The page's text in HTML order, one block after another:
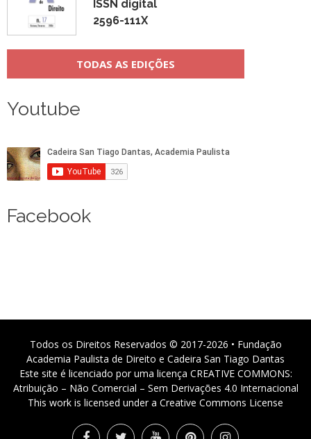
ISSN digital
2596-111X
TODAS AS EDIÇÕES
Youtube
Facebook
Todos os Direitos Reservados © 2017-2026 • Fundação
Academia Paulista de Direito e Cadeira San Tiago Dantas
Este site é licenciado por uma licença CREATIVE COMMONS:
Atribuição – Não Comercial – Sem Derivações 4.0 Internacional
This work is licensed under a Creative Commons License